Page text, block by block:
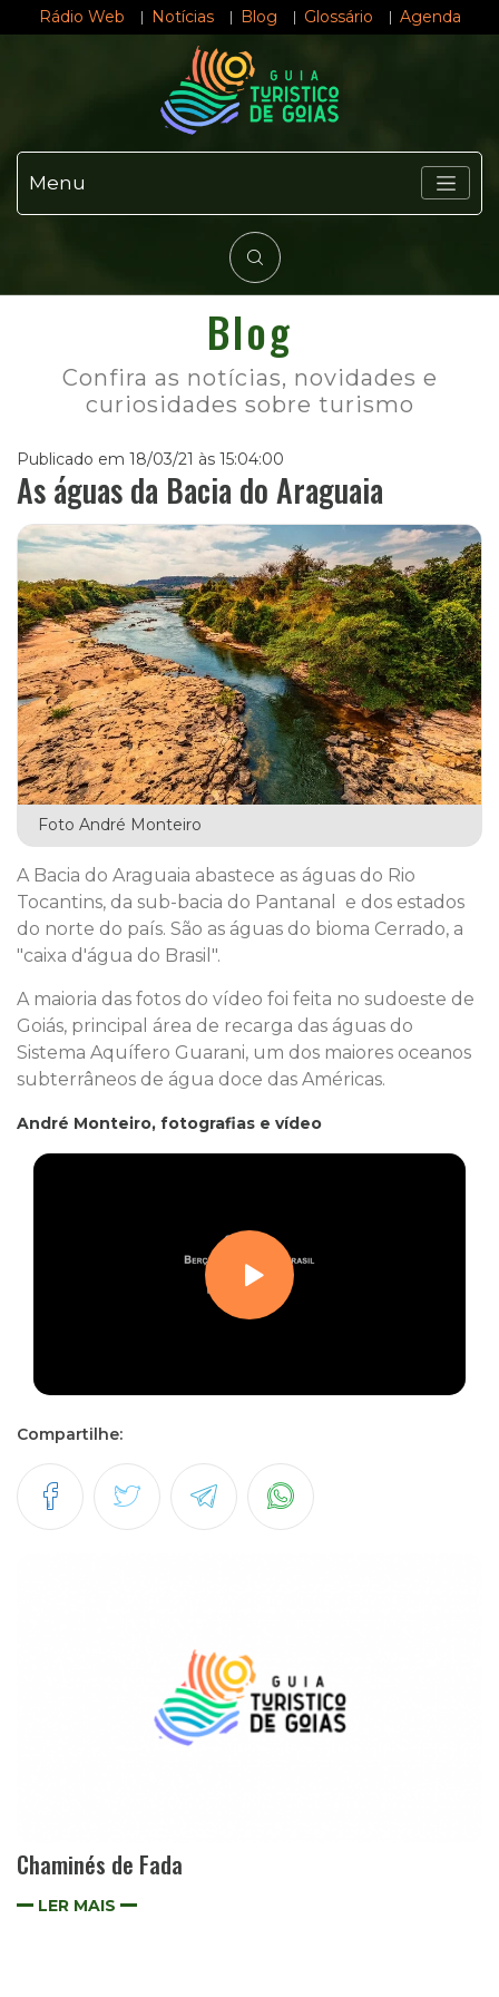
Rádio Web Notícias Blog Glossário Agenda
Menu
Blog
Confira as notícias, novidades e
curiosidades sobre turismo
Publicado em 18/03/21 às 15:04:00
As águas da Bacia do Araguaia
Foto André Monteiro
A Bacia do Araguaia abastece as águas do Rio
Tocantins, da sub-bacia do Pantanal e dos estados
do norte do país. São as águas do bioma Cerrado, a
"caixa d'água do Brasil".
A maioria das fotos do vídeo foi feita no sudoeste de
Goiás, principal área de recarga das águas do
Sistema Aquífero Guarani, um dos maiores oceanos
subterrâneos de água doce das Américas.
André Monteiro, fotografias e vídeo
Compartilhe:
Chaminés de Fada
LER MAIS